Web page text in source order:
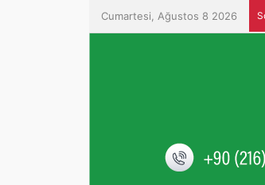
Cumartesi, Ağustos 8 2026